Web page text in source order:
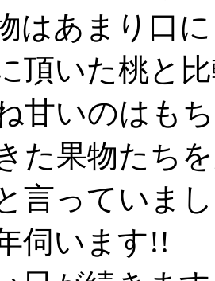
はあまり口
頂いた桃と
甘いのはも
た果物たち
言っていま
伺います!!